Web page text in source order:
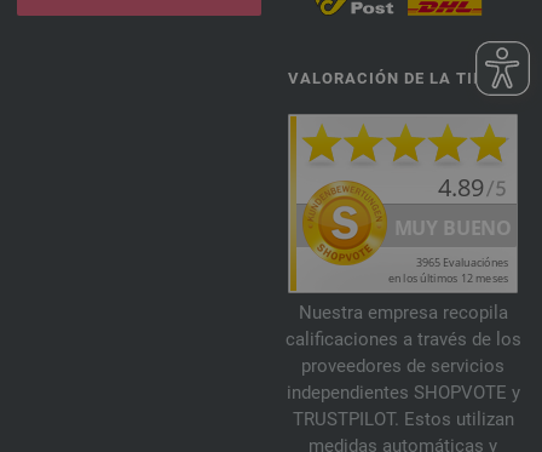
VALORACIÓN DE LA TIENDA
Nuestra empresa recopila
calificaciones a través de los
proveedores de servicios
independientes SHOPVOTE y
TRUSTPILOT. Estos utilizan
medidas automáticas y